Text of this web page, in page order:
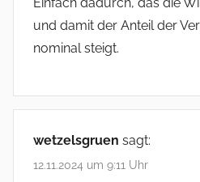
und damit der Anteil der
nominal steigt.
wetzelsgruen sagt:
12.11.2024 um 9:11 Uhr